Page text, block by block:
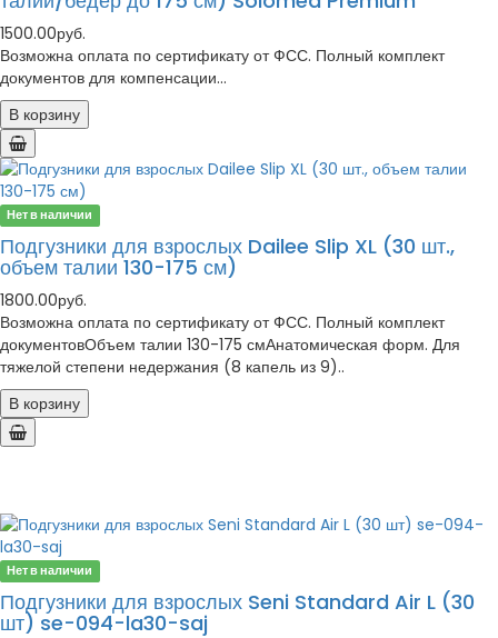
1500.00руб.
Возможна оплата по сертификату от ФСС. Полный комплект
документов для компенсации...
В корзину
Нет в наличии
Подгузники для взрослых Dailee Slip XL (30 шт.,
объем талии 130-175 см)
1800.00руб.
Возможна оплата по сертификату от ФСС. Полный комплект
документовОбъем талии 130-175 смАнатомическая форм. Для
тяжелой степени недержания (8 капель из 9)..
В корзину
Нет в наличии
Подгузники для взрослых Seni Standard Air L (30
шт) se-094-la30-saj